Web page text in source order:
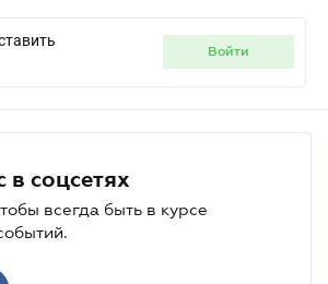
войти
в соцсетях
всегда быть в курсе